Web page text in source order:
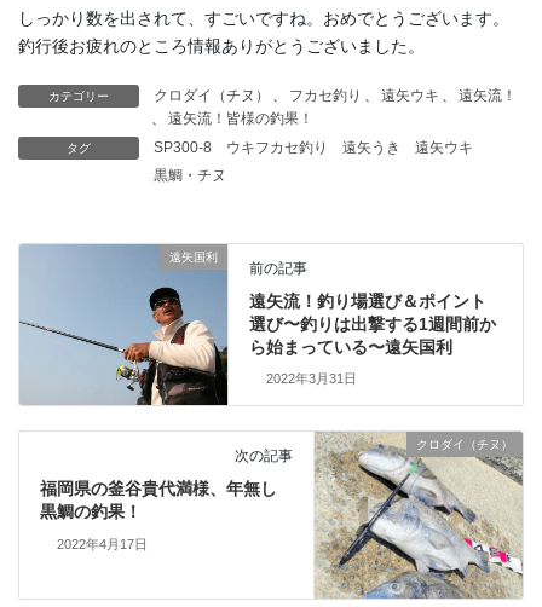
しっかり数を出されて、すごいですね。おめでとうございます。
釣行後お疲れのところ情報ありがとうございました。
カテゴリー クロダイ（チヌ） 、 フカセ釣り 、 遠矢ウキ 、
遠矢流！
、
遠矢流！皆様の釣果！
タグ SP300-8 ウキフカセ釣り 遠矢うき
遠矢ウキ
黒鯛・チヌ
遠矢国利
前の記事
遠矢流！釣り場選び＆ポイント
選び〜釣りは出撃する1週間前か
ら始まっている〜遠矢国利
2022年3月31日
クロダイ（チヌ）
次の記事
福岡県の釜谷貴代満様、年無し
黒鯛の釣果！
2022年4月17日